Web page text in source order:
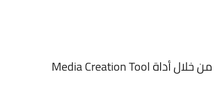
من خلال أداة Media Creation Tool